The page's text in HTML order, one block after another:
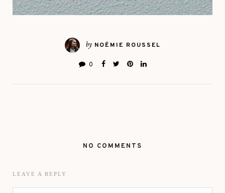
by NOËMIE ROUSSEL
0
NO COMMENTS
LEAVE A REPLY